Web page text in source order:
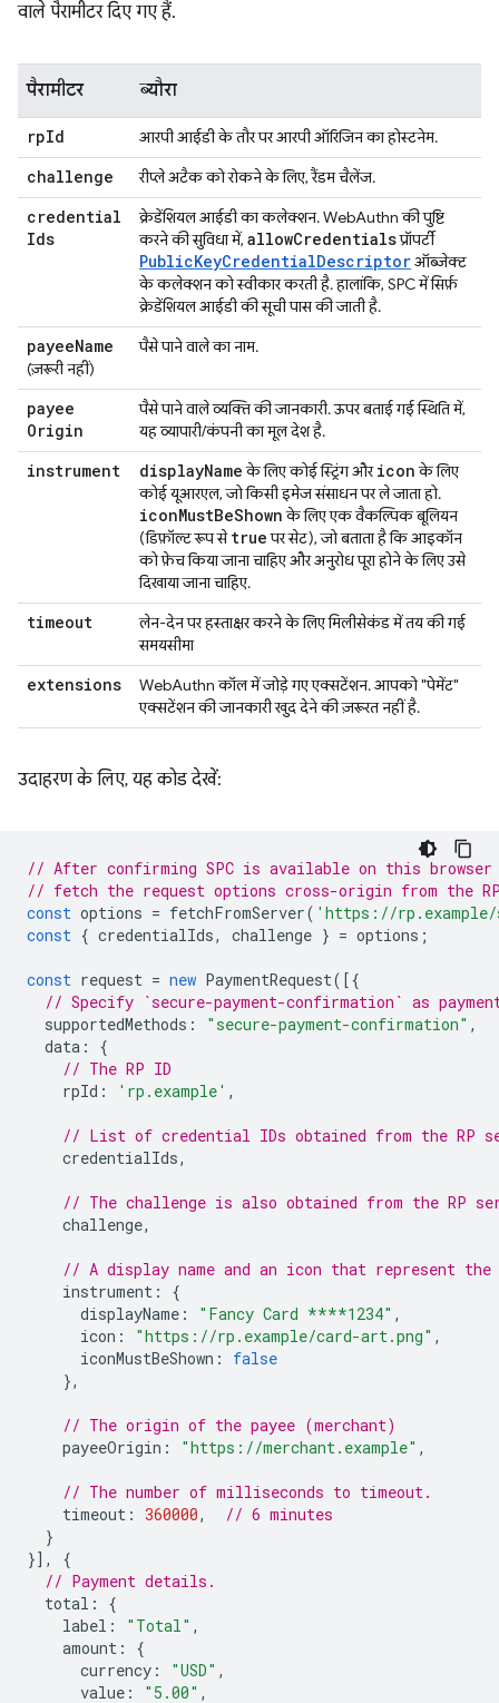
वाले पैरामीटर दिए गए हैं.
पैरामीटर ब्यौरा
rpId आरपी आईडी के तौर पर आरपी ऑरिजिन का होस्टनेम.
challenge रीप्ले अटैक को रोकने के लिए, रैंडम चैलेंज.
credential
Ids
क्रेडेंशियल आईडी का कलेक्शन. WebAuthn की पुष्टि
करने की सुविधा में, allowCredentialsप्रॉपर्टी
PublicKeyCredentialDescriptorऑब्जेक्ट
के कलेक्शन को स्वीकार करती है. हालांकि, SPC में सिर्फ़
क्रेडेंशियल आईडी की सूची पास की जाती है.
payeeName
(ज़रूरी नहीं)
पैसे पाने वाले का नाम.
payee
Origin
पैसे पाने वाले व्यक्ति की जानकारी. ऊपर बताई गई स्थिति में,
यह व्यापारी/कंपनी का मूल देश है.
instrument displayNameके लिए कोई स्ट्रिंग औरiconके लिए
कोई यूआरएल, जो किसी इमेज संसाधन पर ले जाता हो.
iconMustBeShownके लिए एक वैकल्पिक बूलियन
(डिफ़ॉल्ट रूप सेtrueपर सेट), जो बताता है कि आइकॉन
को फ़ेच किया जाना चाहिए और अनुरोध पूरा होने के लिए उसे
दिखाया जाना चाहिए.
timeout
लेन-देन पर हस्ताक्षर करने के लिए मिलीसेकंड में तय की गई
समयसीमा
extensions
WebAuthn कॉल में जोड़े गए एक्सटेंशन. आपको "पेमेंट"
एक्सटेंशन की जानकारी खुद देने की ज़रूरत नहीं है.
उदाहरण के लिए, यह कोड देखें:
// After confirming SPC is available on this
// fetch the request options cross-origin from the
const options = fetchFromServer( 'https://rp.example/
const { credentialIds, challenge } = options ;
const request = new PaymentRequest([{
// Specify `secure-payment-confirmation` as
supportedMethods : "secure-payment-confirmation" ,
data :
{
// The RP ID
rpId : 'rp.example' ,
// List of credential IDs obtained from the RP
credentialIds,
// The challenge is also obtained from the RP
challenge,
// A display name and an icon that represent the
instrument :
{
displayName : "Fancy Card ****1234" ,
icon : "https://rp.example/card-art.png" ,
iconMustBeShown :
false
},
// The origin of the payee (merchant)
payeeOrigin : "https://merchant.example" ,
// The number of milliseconds to timeout.
timeout : 360000,
// 6 minutes
}
}],
{
// Payment details.
total :
{
label : "Total" ,
amount :
{
currency : "USD" ,
value : "5.00" ,